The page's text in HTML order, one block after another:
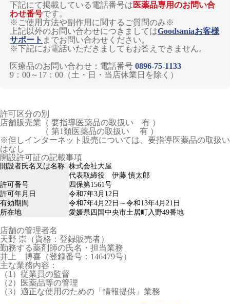
下記にて掲載している電話番号は 医薬品専用のお問い合
わせ番号です。
※ご使用方法や副作用に関するご質問のみ※
上記以外のお問い合わせにつきましてはGoodsaniaお客様
サポート までお問い合わせください。
※下記にお電話いただきましてもお答えできません。
医療品のお問い合わせ：電話番号0896-75-1133
9：00～17：00（土・日・当店休業日を除く）
許可区分の別
店舗販売業（ 要指導医薬品の取扱い 有 ）
（ 第1類医薬品の取扱い 有 ）
※但しインターネット販売については、要指導医薬品の取扱い
はなし
開設許可証の記載事項
開設者氏名又は名称 株式会社大屋
代表取締役 伊藤 慎太郎
許可番号
四保第1561号
許可年月日
令和7年3月12日
有効期間
令和7年4月22日～令和13年4月21日
所在地
愛媛県四国中央市土居町入野49番地
店舗の管理者名
天野 崇（資格：登録販売者）
勤務する薬剤師の氏名・担当業務
井上 博喜（登録番号：146479号）
主な業務内容：
（1）従業員の監督
（2）医薬品等の管理
（3）適正な使用のための「情報提供」業務